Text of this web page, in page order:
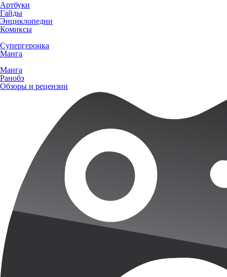
Артбуки
Гайды
Энциклопедии
Комиксы
Супергероика
Манга
Манга
Ранобэ
Обзоры и рецензии